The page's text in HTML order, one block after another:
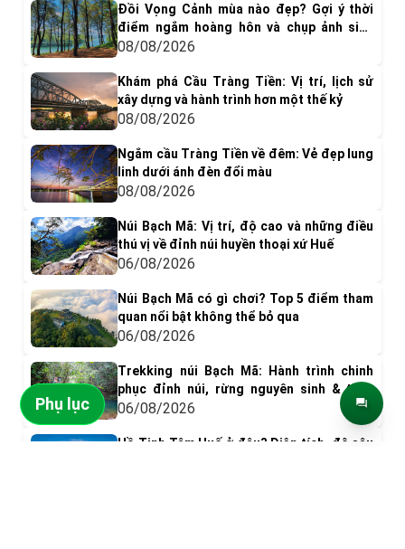
Đồi Vọng Cảnh mùa nào đẹp? Gợi ý thời
điểm ngắm hoàng hôn và chụp ảnh siêu
"dính"
08/08/2026
Khám phá Cầu Tràng Tiền: Vị trí, lịch sử
xây dựng và hành trình hơn một thế kỷ
08/08/2026
Ngắm cầu Tràng Tiền về đêm: Vẻ đẹp lung
linh dưới ánh đèn đổi màu
08/08/2026
Núi Bạch Mã: Vị trí, độ cao và những điều
thú vị về đỉnh núi huyền thoại xứ Huế
06/08/2026
Núi Bạch Mã có gì chơi? Top 5 điểm tham
quan nổi bật không thể bỏ qua
06/08/2026
Trekking núi Bạch Mã: Hành trình chinh
phục đỉnh núi, rừng nguyên sinh & thác
nước tuyệt đẹp
06/08/2026
Hồ Tịnh Tâm Huế ở đâu? Diện tích, độ sâu
Phụ lục